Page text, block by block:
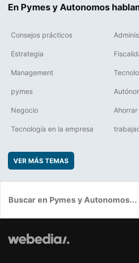
En Pymes y Autonomos
Consejos prácticos
Estrategia
Management
pymes
Negocio
Tecnología en la empresa
VER MÁS TEMAS